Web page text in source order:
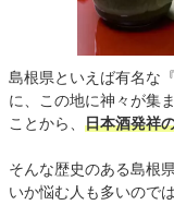
島根県といえば有名な
に、この地に神々が集
ことから、 日本酒発祥
そんな歴史のある島根
いか悩む人も多いので